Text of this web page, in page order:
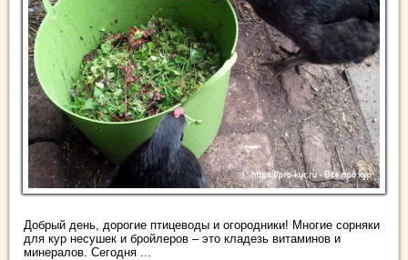
Добрый день, дорогие птицеводы и огородники! Многие сорняки
для кур несушек и бройлеров – это кладезь витаминов и
минералов. Сегодня ...